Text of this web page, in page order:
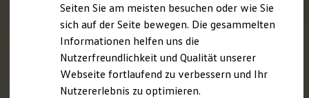
Seiten Sie am meisten besuchen oder wie Sie
sich auf der Seite bewegen. Die gesammelten
Informationen helfen uns die
Nutzerfreundlichkeit und Qualität unserer
Webseite fortlaufend zu verbessern und Ihr
Nutzererlebnis zu optimieren.